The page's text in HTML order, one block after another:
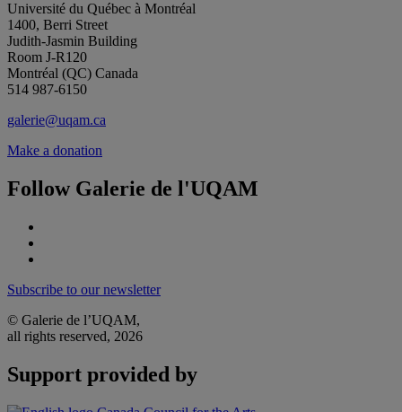
Université du Québec à Montréal
1400, Berri Street
Judith-Jasmin Building
Room J-R120
Montréal (QC) Canada
514 987-6150
galerie@uqam.ca
Make a donation
Follow Galerie de l'UQAM
Subscribe to our newsletter
© Galerie de l’UQAM,
all rights reserved, 2026
Support provided by